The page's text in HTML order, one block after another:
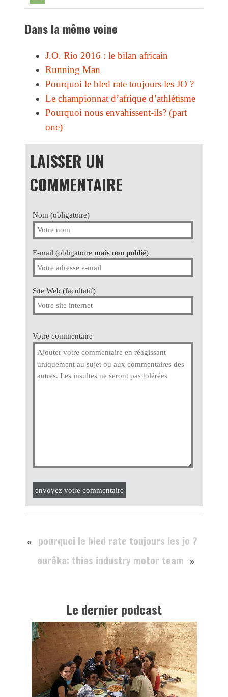
Dans la même veine
J.O. Rio 2016 : le bilan africain
Running Man
Pourquoi le bled rate toujours les JO ?
Le championnat d’afrique d’athlétisme
Pourquoi nous envahissent-ils? (part
one)
LAISSER UN
COMMENTAIRE
Nom (obligatoire)
E-mail (obligatoire mais non publié)
Site Web (facultatif)
Votre commentaire
envoyez votre commentaire
«
pourquoi le bled rate toujours les jo ?
eurêka: thies industry motor team
»
Le dernier podcast